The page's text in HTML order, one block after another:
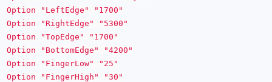
Option "LeftEdge" "1700"
Option "RightEdge" "5300"
Option "TopEdge" "1700"
Option "BottomEdge" "4200"
Option "FingerLow" "25"
Option "FingerHigh" "30"